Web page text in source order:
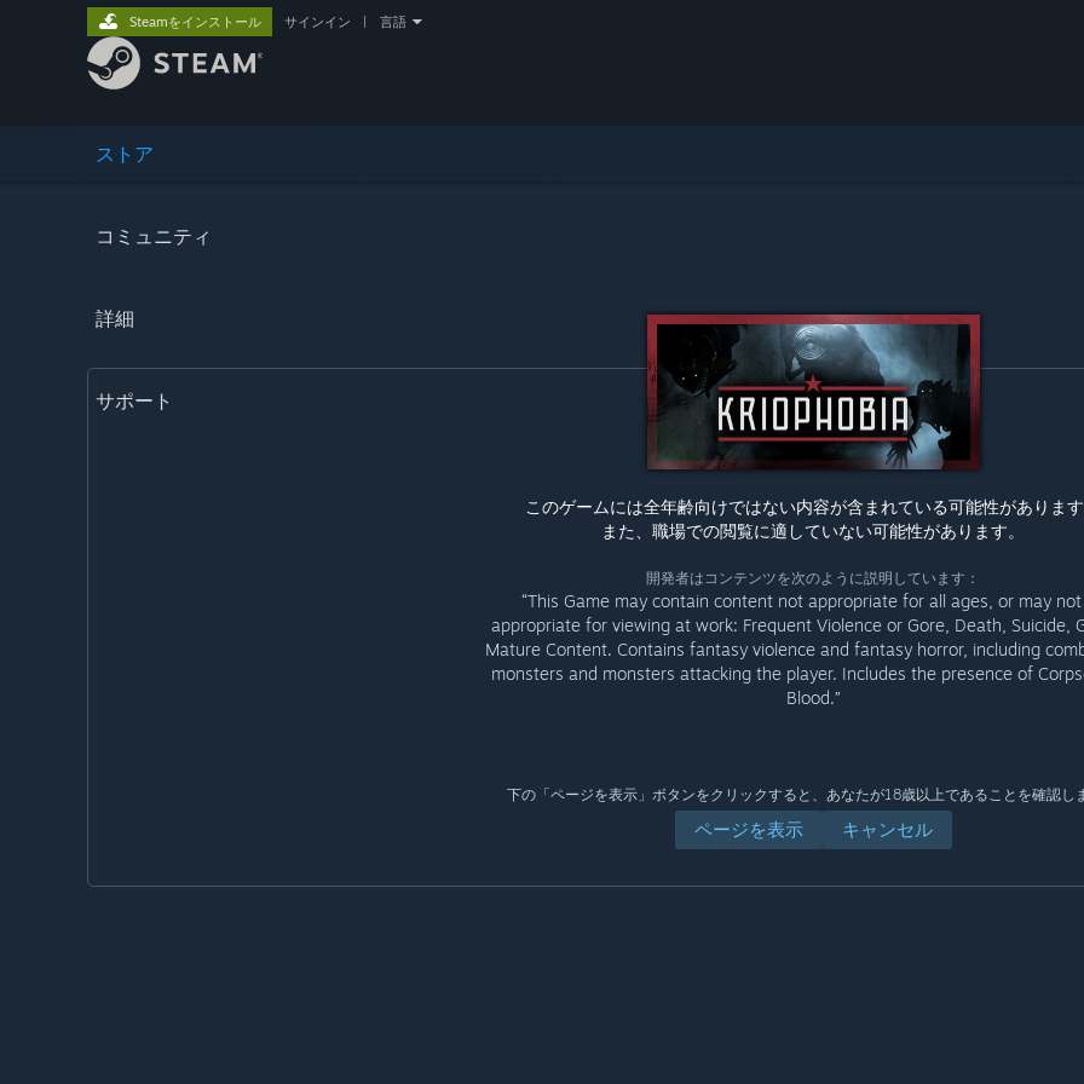
ストア
コミュニティ
詳細
サポート
Steamをインストール サインイン 言語
このゲームには全年齢向けではない内容が含まれている可能性がありま
また、職場での閲覧に適していない可能性があります。
開発者はコンテンツを次のように説明しています：
“This Game may contain content not appropriate for all ages, or may
appropriate for viewing at work: Frequent Violence or Gore, Death, Suicide,
Mature Content. Contains fantasy violence and fantasy horror, including
monsters and monsters attacking the player. Includes the presence of
Blood.”
下の「ページを表示」ボタンをクリックすると、あなたが18歳以上であることを確認し
ページを表示 キャンセル